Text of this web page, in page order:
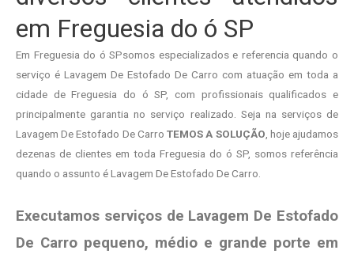
em Freguesia do ó SP
Em Freguesia do ó SPsomos especializados e referencia quando o
serviço é Lavagem De Estofado De Carro com atuação em toda a
cidade de Freguesia do ó SP, com profissionais qualificados e
principalmente garantia no serviço realizado. Seja na serviços de
Lavagem De Estofado De CarroTEMOS A SOLUÇÃO , hoje ajudamos
dezenas de clientes em toda Freguesia do ó SP, somos referência
quando o assunto é Lavagem De Estofado De Carro.
Executamos serviços de Lavagem De Estofado
De Carro pequeno, médio e grande porte em